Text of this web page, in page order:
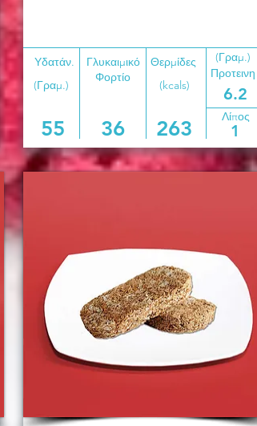
Υδατάν.
Γλυκαιμικό
Φορτίο
(Γραμ.)
Θερμίδες
(kcals)
Προτεινη
6.2
(Γραμ.)
55 36 263 Λίπος
1